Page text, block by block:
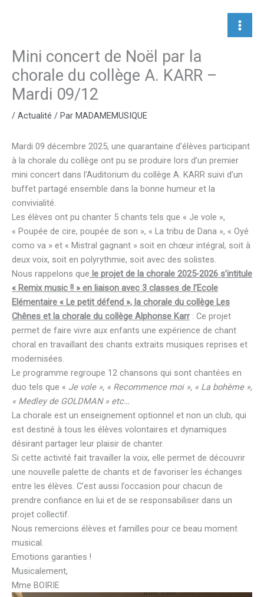
Mini concert de Noël par la
chorale du collège A. KARR –
Mardi 09/12
/ Actualité / Par MADAMEMUSIQUE
Mardi 09 décembre 2025, une quarantaine d’élèves participant
à la chorale du collège ont pu se produire lors d’un premier
mini concert dans l’Auditorium du collège A. KARR suivi d’un
buffet partagé ensemble dans la bonne humeur et la
convivialité.
Les élèves ont pu chanter 5 chants tels que « Je vole »,
« Poupée de cire, poupée de son », « La tribu de Dana », « Oyé
como va » et « Mistral gagnant » soit en chœur intégral, soit à
deux voix, soit en polyrythmie, soit avec des solistes.
Nous rappelons que le projet de la chorale 2025-2026 s’intitule
« Remix music !! » en liaison avec 3 classes de l’Ecole
Elémentaire « Le petit défend », la chorale du collège Les
Chênes et la chorale du collège Alphonse Karr : Ce projet
permet de faire vivre aux enfants une expérience de chant
choral en travaillant des chants extraits musiques reprises et
modernisées.
Le programme regroupe 12 chansons qui sont chantées en
duo tels que « Je vole », « Recommence moi », « La bohème »,
« Medley de GOLDMAN » etc…
La chorale est un enseignement optionnel et non un club, qui
est destiné à tous les élèves volontaires et dynamiques
désirant partager leur plaisir de chanter.
Si cette activité fait travailler la voix, elle permet de découvrir
une nouvelle palette de chants et de favoriser les échanges
entre les élèves. C’est aussi l’occasion pour chacun de
prendre confiance en lui et de se responsabiliser dans un
projet collectif.
Nous remercions élèves et familles pour ce beau moment
musical.
Emotions garanties !
Musicalement,
Mme BOIRIE